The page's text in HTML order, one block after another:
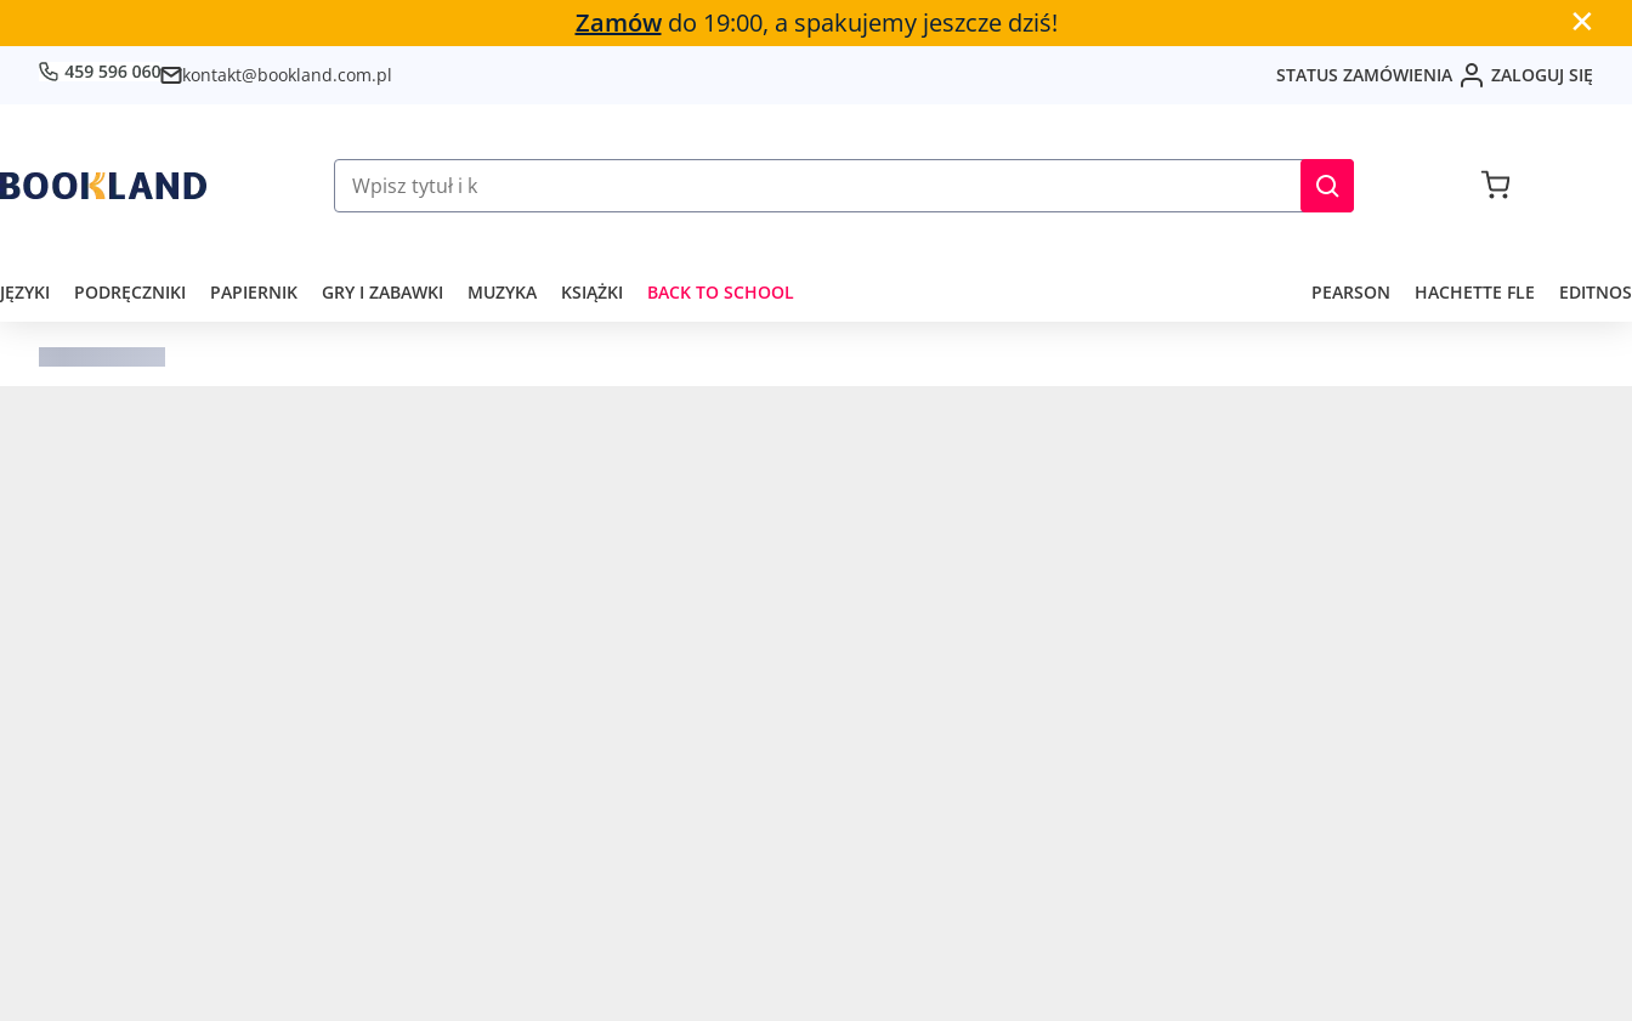
Zamówdo 19:00, a spakujemy jeszcze dziś! ✕
kontakt@bookland.com.pl STATUS ZAMÓWIENIA ZALOGUJ SIĘ
JĘZYKI PODRĘCZNIKI PAPIERNIK GRY I ZABAWKI MUZYKA KSIĄŻKI BACK TO SCHOOL PEARSON HACHETTE FLE EDITNOS